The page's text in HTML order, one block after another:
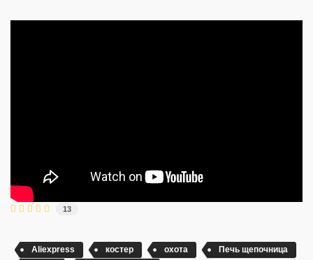
13
Aliexpress костер охота
Печь щепочница